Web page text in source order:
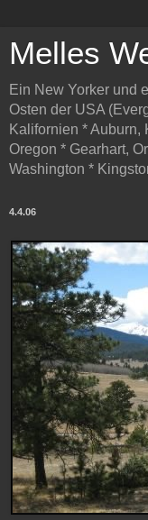
Melles
Ein New Yorker und
Osten der USA
Kalifornien * Auburn,
Oregon * Gearhart,
Washington *
4.4.06